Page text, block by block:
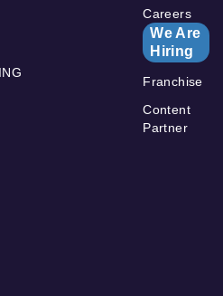
Careers
We Are
Hiring
Franchise
Content
Partner